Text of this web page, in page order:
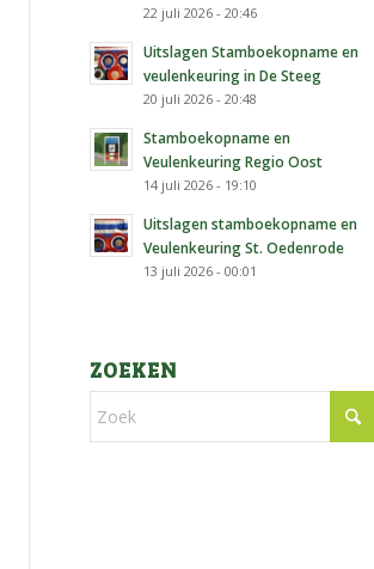
22 juli 2026 - 20:46
Uitslagen Stamboekopname en
veulenkeuring in De Steeg
20 juli 2026 - 20:48
Stamboekopname en
Veulenkeuring Regio Oost
14 juli 2026 - 19:10
Uitslagen stamboekopname en
Veulenkeuring St. Oedenrode
13 juli 2026 - 00:01
ZOEKEN